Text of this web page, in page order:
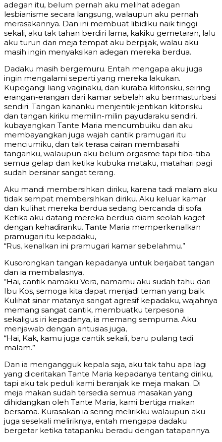
adegan itu, belum pernah aku melihat adegan
lesbianisme secara langsung, walaupun aku pernah
merasakannya. Dan ini membuat libidiku naik tinggi
sekali, aku tak tahan berdiri lama, kakiku gemetaran, lalu
aku turun dari meja tempat aku berpijak, walau aku
masih ingin menyaksikan adegan mereka berdua.
Dadaku masih bergemuru. Entah mengapa aku juga
ingin mengalami seperti yang mereka lakukan.
Kupegangi liang vaginaku, dan kuraba klitorisku, seiring
erangan-erangan dari kamar sebelah aku bermasturbasi
sendiri. Tangan kananku menjentik-jentikan klitorisku
dan tangan kiriku memilin-milin payudaraku sendiri,
kubayangkan Tante Maria mencumbuiku dan aku
membayangkan juga wajah cantik pramugari itu
menciumiku, dan tak terasa cairan membasahi
tanganku, walaupun aku belum orgasme tapi tiba-tiba
semua gelap dan ketika kubuka mataku, matahari pagi
sudah bersinar sangat terang.
Aku mandi membersihkan diriku, karena tadi malam aku
tidak sempat membersihkan diriku. Aku keluar kamar
dan kulihat mereka berdua sedang bercanda di sofa.
Ketika aku datang mereka berdua diam seolah kaget
dengan kehadiranku. Tante Maria memperkenalkan
pramugari itu kepadaku,
“Rus, kenalkan ini pramugari kamar sebelahmu.”
Kusorongkan tangan kepadanya untuk berjabat tangan
dan ia membalasnya,
“Hai, cantik namaku Vera, namamu aku sudah tahu dari
Ibu Kos, semoga kita dapat menjadi teman yang baik.
Kulihat sinar matanya sangat agresif kepadaku, wajahnya
memang sangat cantik, membuatku terpesona
sekaligus iri kepadanya, ia memang sempurna. Aku
menjawab dengan antusias juga,
“Hai, Kak, kamu juga cantik sekali, baru pulang tadi
malam.”
Dan ia mengangguk kepala saja, aku tak tahu apa lagi
yang diceritakan Tante Maria kepadanya tentang diriku,
tapi aku tak peduli kami beranjak ke meja makan. Di
meja makan sudah tersedia semua masakan yang
dihidangkan oleh Tante Maria, kami bertiga makan
bersama. Kurasakan ia sering melirikku walaupun aku
juga sesekali meliriknya, entah mengapa dadaku
bergetar ketika tatapanku beradu dengan tatapannya.